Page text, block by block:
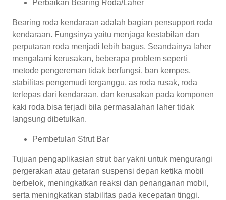
Perbaikan Bearing Roda/Laher
Bearing roda kendaraan adalah bagian pensupport roda
kendaraan. Fungsinya yaitu menjaga kestabilan dan
perputaran roda menjadi lebih bagus. Seandainya laher
mengalami kerusakan, beberapa problem seperti
metode pengereman tidak berfungsi, ban kempes,
stabilitas pengemudi terganggu, as roda rusak, roda
terlepas dari kendaraan, dan kerusakan pada komponen
kaki roda bisa terjadi bila permasalahan laher tidak
langsung dibetulkan.
Pembetulan Strut Bar
Tujuan pengaplikasian strut bar yakni untuk mengurangi
pergerakan atau getaran suspensi depan ketika mobil
berbelok, meningkatkan reaksi dan penanganan mobil,
serta meningkatkan stabilitas pada kecepatan tinggi.